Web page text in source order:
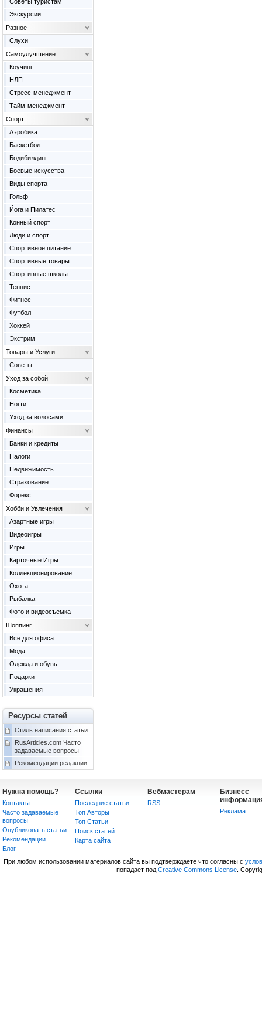
Экскурсии
Разное
Слухи
Самоулучшение
Коучинг
НЛП
Стресс-менеджмент
Тайм-менеджмент
Спорт
Аэробика
Баскетбол
Бодибилдинг
Боевые искусства
Виды спорта
Гольф
Йога и Пилатес
Конный спорт
Люди и спорт
Спортивное питание
Спортивные товары
Спортивные школы
Теннис
Фитнес
Футбол
Хоккей
Экстрим
Товары и Услуги
Советы
Уход за собой
Косметика
Ногти
Уход за волосами
Финансы
Банки и кредиты
Налоги
Недвижимость
Страхование
Форекс
Хобби и Увлечения
Азартные игры
Видеоигры
Игры
Карточные Игры
Коллекционирование
Охота
Рыбалка
Фото и видеосъемка
Шоппинг
Все для офиса
Мода
Одежда и обувь
Подарки
Украшения
Ресурсы статей
Стиль написания статьи
RusArticles.com Часто
задаваемые вопросы
Рекомендации редакции
Нужна помощь?
Контакты
Часто задаваемые
вопросы
Опубликовать статьи
Рекомендации
Блог
Ссылки
Последние статьи
Топ Авторы
Топ Статьи
Поиск статей
Карта сайта
Вебмастерам
RSS
Бизнесс
Реклама
При любом использовании материалов сайта вы подтверждаете что согласны с
попадает под Creative Commons License.